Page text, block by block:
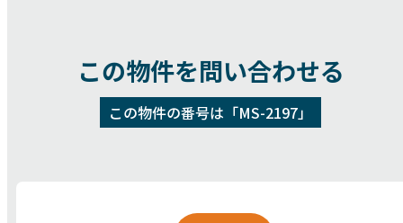
この物件を問い合わせる
この物件の番号は「MS-2197」